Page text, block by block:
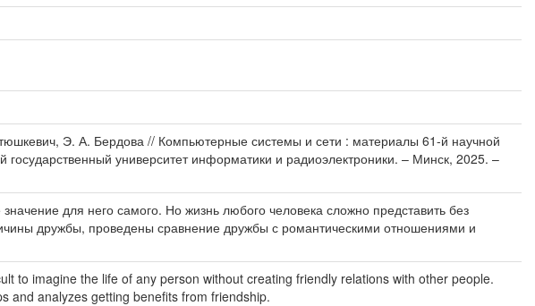
Э. А. Бердова // Компьютерные системы и сети : материалы 61-й научной
университет информатики и радиоэлектроники. – Минск, 2025. –
для него самого. Но жизнь любого человека сложно представить без
дружбы, проведены сравнение дружбы с романтическими отношениями и
to imagine the life of any person without creating friendly relations with other people.
and analyzes getting benefits from friendship.